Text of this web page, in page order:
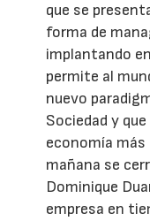
que se
forma de
implantando
permite al
nuevo
Sociedad y
economía más
mañana se
Dominique
empresa en